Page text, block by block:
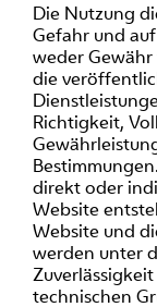
Die Nutzung
Gefahr und
weder
die
Richtigkeit,
direkt oder
Website
Website und
werden unter
technischen